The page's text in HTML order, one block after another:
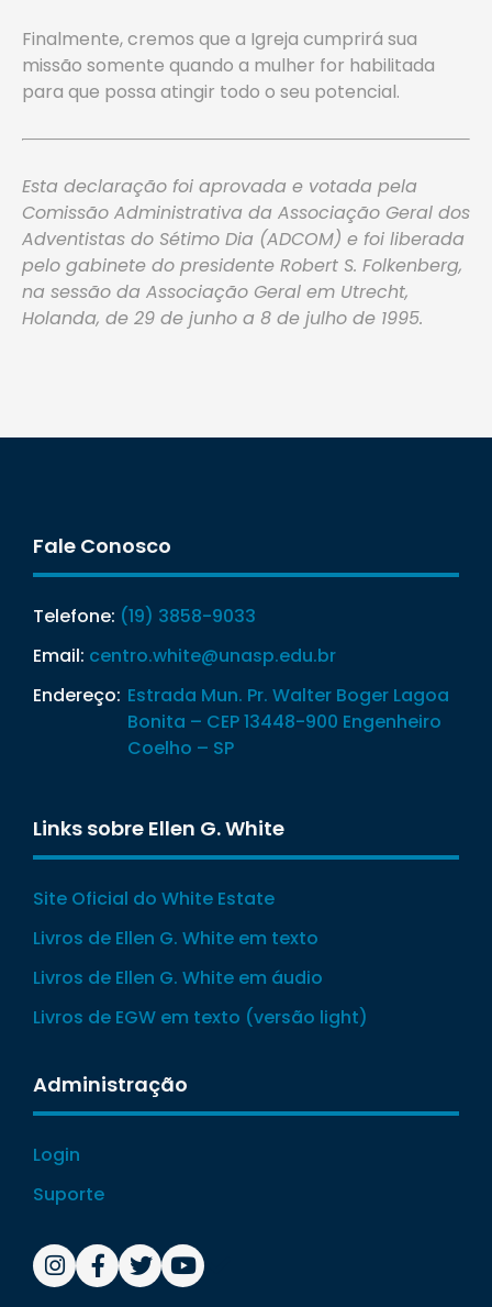
Finalmente, cremos que a Igreja cumprirá sua
missão somente quando a mulher for habilitada
para que possa atingir todo o seu potencial.
Esta declaração foi aprovada e votada pela
Comissão Administrativa da Associação Geral dos
Adventistas do Sétimo Dia (ADCOM) e foi liberada
pelo gabinete do presidente Robert S. Folkenberg,
na sessão da Associação Geral em Utrecht,
Holanda, de 29 de junho a 8 de julho de 1995.
Fale Conosco
Telefone: (19) 3858-9033
Email: centro.white@unasp.edu.br
Endereço: Estrada Mun. Pr. Walter Boger Lagoa
Bonita – CEP 13448-900 Engenheiro
Coelho – SP
Links sobre Ellen G. White
Site Oficial do White Estate
Livros de Ellen G. White em texto
Livros de Ellen G. White em áudio
Livros de EGW em texto (versão light)
Administração
Login
Suporte